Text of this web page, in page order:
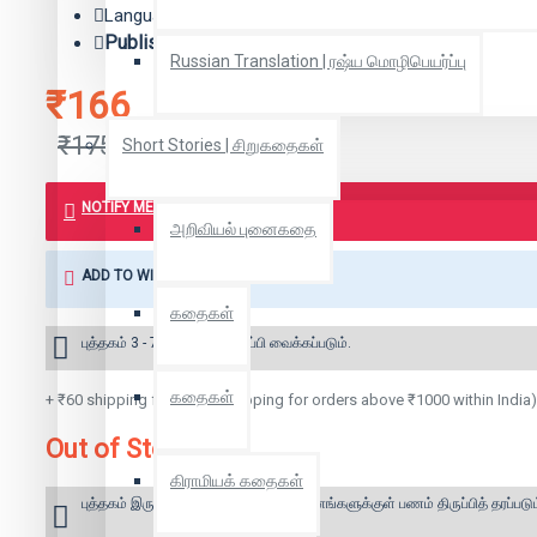
Russian Translation | ரஷ்ய மொழிபெயர்ப்பு
Short Stories | சிறுகதைகள்
அறிவியல் புனைகதை
கதைகள்
கதைகள்
கிராமியக் கதைகள்
₹166
₹175
Language: தமிழ்
Publisher:
NOTIFY ME WHEN BOOK IS AVAILABLE
ADD TO WISH LIST
புத்தகம் 3 - 7 நாட்களில் அனுப்பி வைக்கப்படும்.
+ ₹60 shipping fee* (Free shipping for orders above ₹1000 within India)
Out of Stock
புத்தகம் இருப்பில் இல்லை என்றால் 10 தினங்களுக்குள் பணம் திருப்பித்